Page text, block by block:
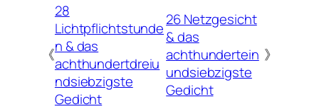
《
28
Lichtpflichtstunde
n & das
achthundertdreiu
ndsiebzigste
Gedicht
26 Netzgesicht
& das
achthundertein
undsiebzigste
Gedicht
》